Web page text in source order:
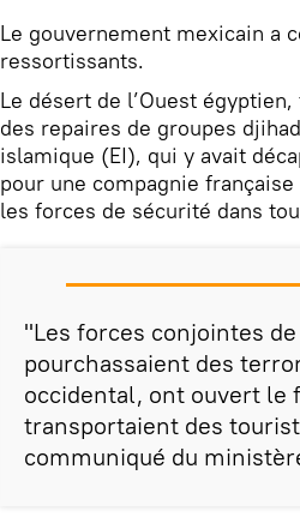
Le gouvernement mexicain a
ressortissants.
Le désert de l’Ouest
des repaires de groupes
islamique (EI), qui y avait
pour une compagnie
les forces de sécurité dans
"Les forces conjointes
pourchassaient des
occidental, ont ouvert le
transportaient des
communiqué du